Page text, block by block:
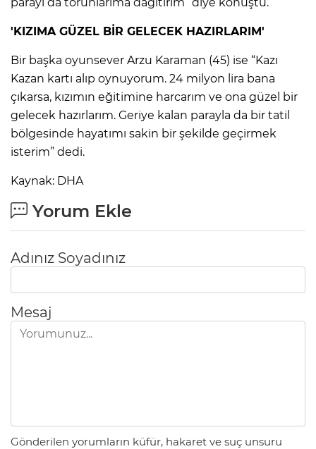
'KIZIMA GÜZEL BİR GELECEK HAZIRLARIM'
Bir başka oyunsever Arzu Karaman (45) ise “Kazı
Kazan kartı alıp oynuyorum. 24 milyon lira bana
çıkarsa, kızımın eğitimine harcarım ve ona güzel bir
gelecek hazırlarım. Geriye kalan parayla da bir tatil
bölgesinde hayatımı sakin bir şekilde geçirmek
isterim” dedi.
Kaynak: DHA
Yorum Ekle
Adınız Soyadınız
Mesaj
Gönderilen yorumların küfür, hakaret ve suç unsuru